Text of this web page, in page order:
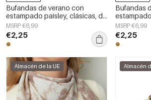
Bufandas de verano con
estampado paisley, clásicas, de
poliéster, accesorios para el día
a día.
MSRP €6,99
€2,25
Bufandas
algodón,
diario.
MSRP €6,99
€2,25
Almacén de la UE Almacén